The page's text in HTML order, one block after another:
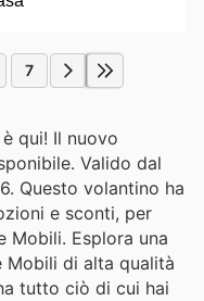
7
qui! Il nuovo
Valido dal
Questo volantino ha
e sconti, per
Mobili. Esplora una
Mobili di alta qualità
tutto ciò di cui hai